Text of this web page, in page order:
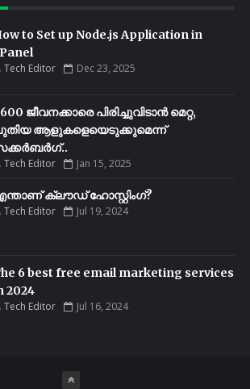
to Set up Node.js Application in
Tech Editor Dec 23, 2025
ജീവനക്കാരെ പിരിച്ചുവിടാൻ മെറ്റ,
ആളുകളെയെടുക്കുമെന്ന്
Tech Editor Jan 15, 2025
ക്ലൗഡ് ഹോസ്റ്റിംഗ്?
Tech Editor Jul 19, 2024
6 best free email marketing services
2024
Tech Editor Jul 16, 2024